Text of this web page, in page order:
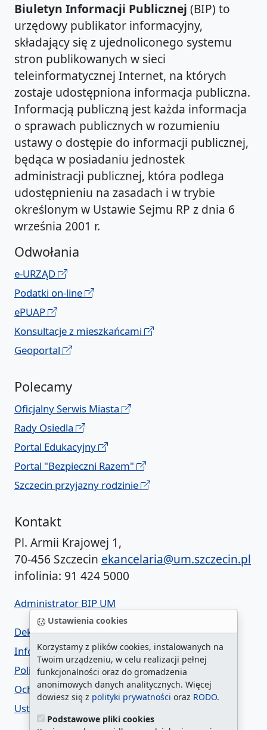
Ustawienia cookies
Korzystamy z plików cookies, instalowanych na
Twoim urządzeniu, w celu realizacji pełnej
funkcjonalności oraz do gromadzenia
anonimowych danych analitycznych. Więcej
dowiesz się z polityki prywatności oraz RODO.
Podstawowe pliki cookies
Biuletyn Informacji Publicznej (BIP) to
urzędowy publikator informacyjny,
składający się z ujednoliconego systemu
stron publikowanych w sieci
teleinformatycznej Internet, na których
zostaje udostępniona informacja publiczna.
Informacją publiczną jest każda informacja
o sprawach publicznych w rozumieniu
ustawy o dostępie do informacji publicznej,
będąca w posiadaniu jednostek
administracji publicznej, która podlega
udostępnieniu na zasadach i w trybie
określonym w Ustawie Sejmu RP z dnia 6
września 2001 r.
Odwołania
e-URZĄD
Podatki on-line
ePUAP
Konsultacje z mieszkańcami
Geoportal
Polecamy
Oficjalny Serwis Miasta
Rady Osiedla
Portal Edukacyjny
Portal "Bezpieczni Razem"
Szczecin przyjazny rodzinie
Kontakt
Pl. Armii Krajowej 1,
70-456 Szczecin ekancelaria@um.szczecin.pl
infolinia: 91 424 5000
Administrator BIP UM
Deklaracja dostępności
Informacja o urzędzie w ETR
Polityka prywatności
Ochrona danych osobowych
Ustawienia cookies